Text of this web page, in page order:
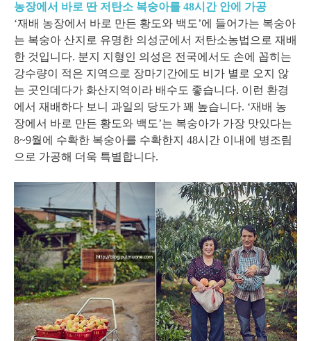
농장에서 바로 딴 저탄소 복숭아를 48시간 안에 가공
‘재배 농장에서 바로 만든 황도와 백도’에 들어가는 복숭아
는 복숭아 산지로 유명한 의성군에서 저탄소농법으로 재배
한 것입니다. 분지 지형인 의성은 전국에서도 손에 꼽히는
강수량이 적은 지역으로 장마기간에도 비가 별로 오지 않
는 곳인데다가 화산지역이라 배수도 좋습니다. 이런 환경
에서 재배하다 보니 과일의 당도가 꽤 높습니다. ‘재배 농
장에서 바로 만든 황도와 백도’는 복숭아가 가장 맛있다는
8~9월에 수확한 복숭아를 수확한지 48시간 이내에 병조림
으로 가공해 더욱 특별합니다.